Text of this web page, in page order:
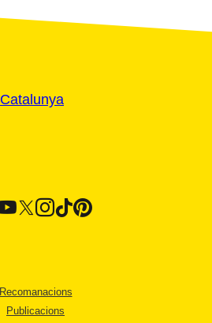
Recomanacions
Publicacions